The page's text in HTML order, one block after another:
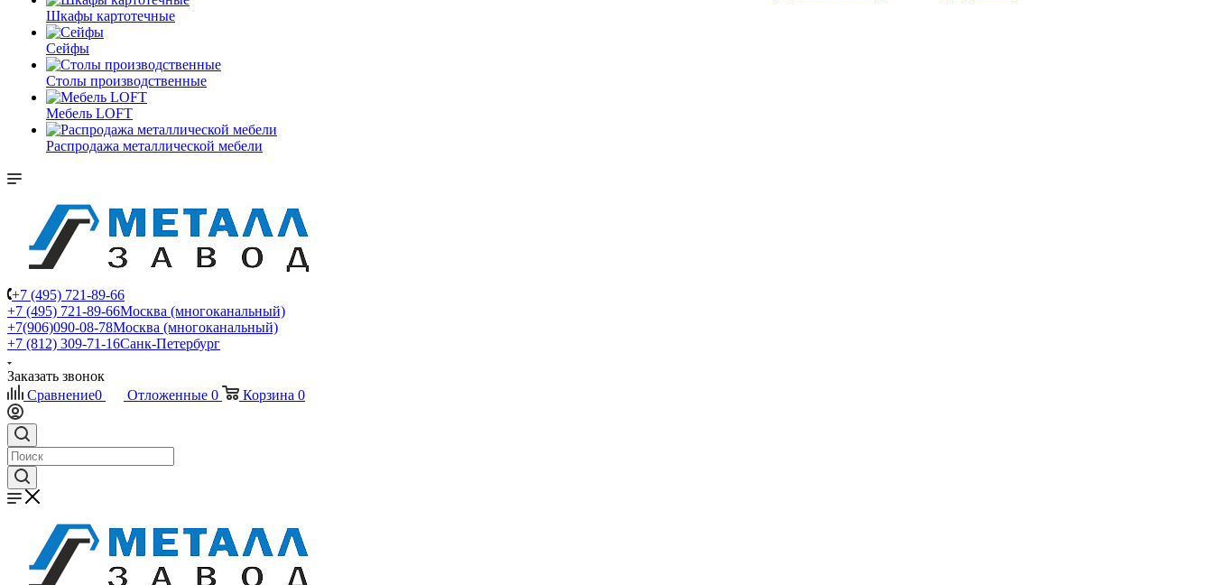
Шкафы картотечные
Сейфы
Столы производственные
Мебель LOFT
Распродажа металлической мебели
+7 (495) 721-89-66
+7 (495) 721-89-66Москва (многоканальный)
+7(906)090-08-78Москва (многоканальный)
+7 (812) 309-71-16Санк-Петербург
Заказать звонок
Сравнение0 Отложенные 0 Корзина 0